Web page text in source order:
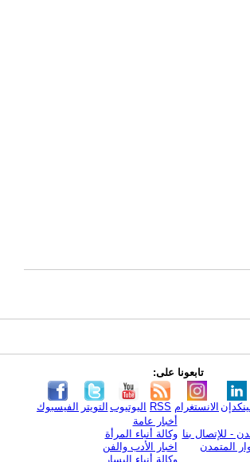
تابعونا على:
الفيسبوك التويتر اليوتيوب RSS الانستغرام
- للإتصال بنا
المتمدن
أخبار عامة
وكالة أنباء المرأة
اخبار الأدب والفن
وكالة أنباء اليسار